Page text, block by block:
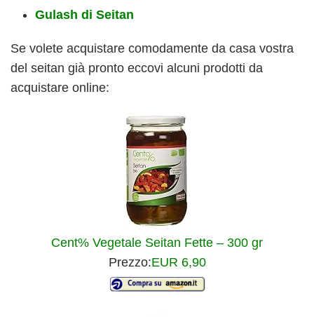
Gulash di Seitan
Se volete acquistare comodamente da casa vostra
del seitan già pronto eccovi alcuni prodotti da
acquistare online:
Cent% Vegetale Seitan Fette – 300 gr
Prezzo:EUR 6,90